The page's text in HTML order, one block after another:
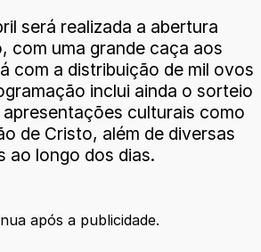
será realizada a abertura
com uma grande caça aos
com a distribuição de mil ovos
inclui ainda o sorteio
culturais como
de Cristo, além de diversas
ao longo dos dias.
após a publicidade.